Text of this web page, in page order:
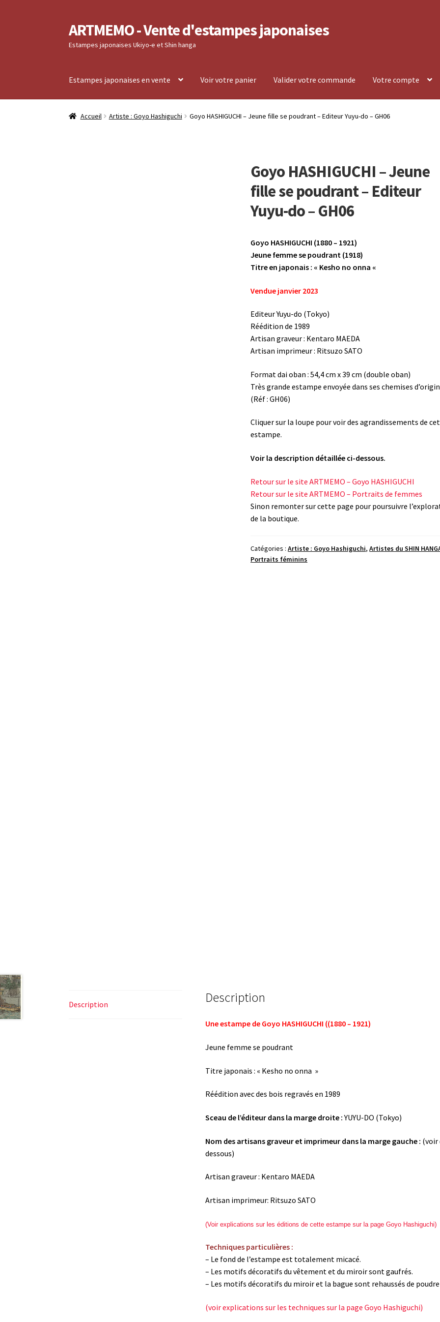
Aller
à
la
Aller
au
contenu
ARTMEMO - Vente d'estampes japonaises
Estampes japonaises Ukiyo-e et Shin hanga
Estampes japonaises en vente Voir votre panier Valider votre commande Votre compte
Accueil Frais d’envoi, délais de Livraison, règlement et retourPolitique de confidentialité
Accueil Artiste : Goyo Hashiguchi Goyo HASHIGUCHI – Jeune fille se poudrant – Editeur Yuyu-do – GH06
Goyo HASHIGUCHI – Jeune
fille se poudrant – Editeur
Yuyu-do – GH06
Goyo HASHIGUCHI (1880 – 1921)
Jeune femme se poudrant (1918)
Titre en japonais : « Kesho no onna «
Vendue janvier 2023
Editeur Yuyu-do (Tokyo)
Réédition de 1989
Artisan graveur : Kentaro MAEDA
Artisan imprimeur : Ritsuzo SATO
Format dai oban : 54,4 cm x 39 cm (double oban)
Très grande estampe envoyée dans ses chemises
(Réf : GH06)
Cliquer sur la loupe pour voir des agrandissements de
estampe.
Voir la description détaillée ci-dessous.
Retour sur le site ARTMEMO – Goyo HASHIGUCHI
Retour sur le site ARTMEMO – Portraits de femmes
Sinon remonter sur cette page pour poursuivre
de la boutique.
Catégories :Artiste : Goyo Hashiguchi,Artistes du SHIN
Portraits féminins
Description Description
Une estampe de Goyo HASHIGUCHI ((1880 – 1921)
Jeune femme se poudrant
Titre japonais : « Kesho no onna »
Réédition avec des bois regravés en 1989
Sceau de l’éditeur dans la marge droite :YUYU-DO (Tokyo)
Nom des artisans graveur et imprimeur dans la marge gauche : (voir
dessous)
Artisan graveur : Kentaro MAEDA
Artisan imprimeur: Ritsuzo SATO
(Voir explications sur les éditions de cette estampe sur la page Goyo Hashiguchi)
Techniques particulières :
– Le fond de l’estampe est totalement micacé.
– Les motifs décoratifs du vêtement et du miroir sont gaufrés.
– Les motifs décoratifs du miroir et la bague sont rehaussés de poudre
(voir explications sur les techniques sur la page Goyo Hashiguchi)